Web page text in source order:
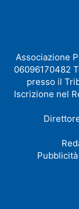
Associazione
06096170482
presso il
Iscrizione nel